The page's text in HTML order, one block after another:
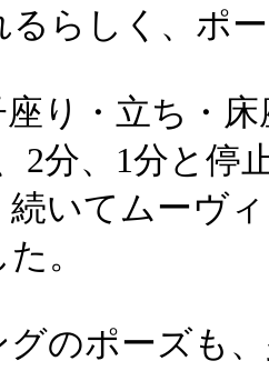
らしく、ポ
り・立ち・床
2分、1分と停
続いてムーヴ
。
のポーズも